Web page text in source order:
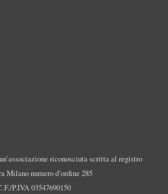
riconosciuta scritta al registro
Milano numero d’ordine 285
P.IVA 03547690150